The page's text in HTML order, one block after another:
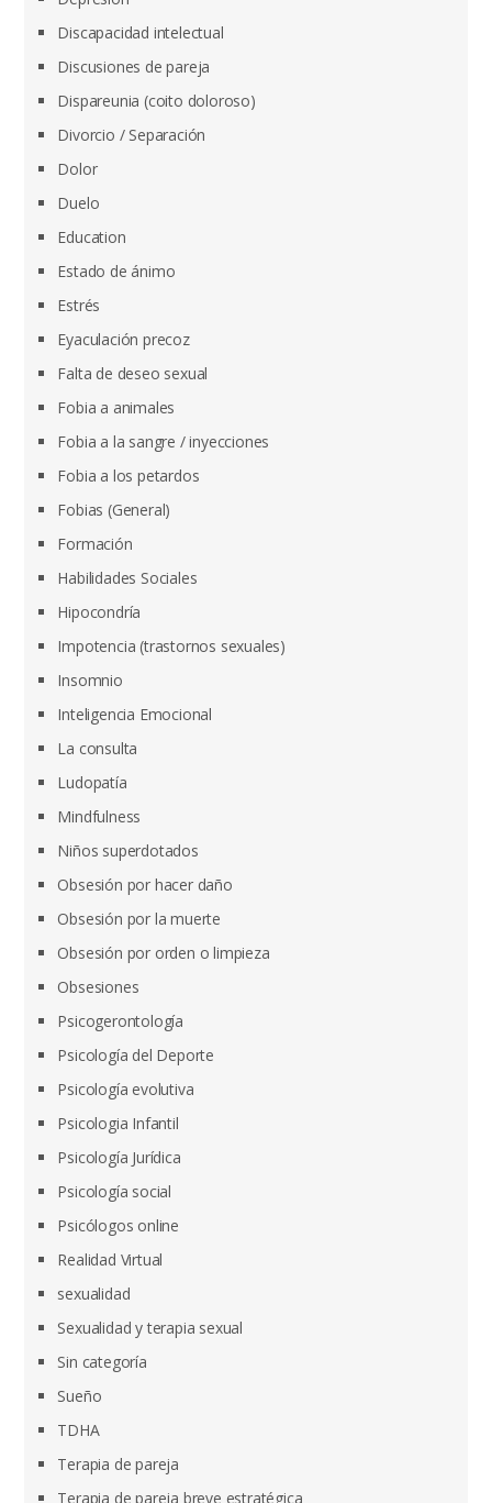
Discapacidad intelectual
Discusiones de pareja
Dispareunia (coito doloroso)
Divorcio / Separación
Dolor
Duelo
Education
Estado de ánimo
Estrés
Eyaculación precoz
Falta de deseo sexual
Fobia a animales
Fobia a la sangre / inyecciones
Fobia a los petardos
Fobias (General)
Formación
Habilidades Sociales
Hipocondría
Impotencia (trastornos sexuales)
Insomnio
Inteligencia Emocional
La consulta
Ludopatía
Mindfulness
Niños superdotados
Obsesión por hacer daño
Obsesión por la muerte
Obsesión por orden o limpieza
Obsesiones
Psicogerontología
Psicología del Deporte
Psicología evolutiva
Psicologia Infantil
Psicología Jurídica
Psicología social
Psicólogos online
Realidad Virtual
sexualidad
Sexualidad y terapia sexual
Sin categoría
Sueño
TDHA
Terapia de pareja
Terapia de pareja breve estratégica